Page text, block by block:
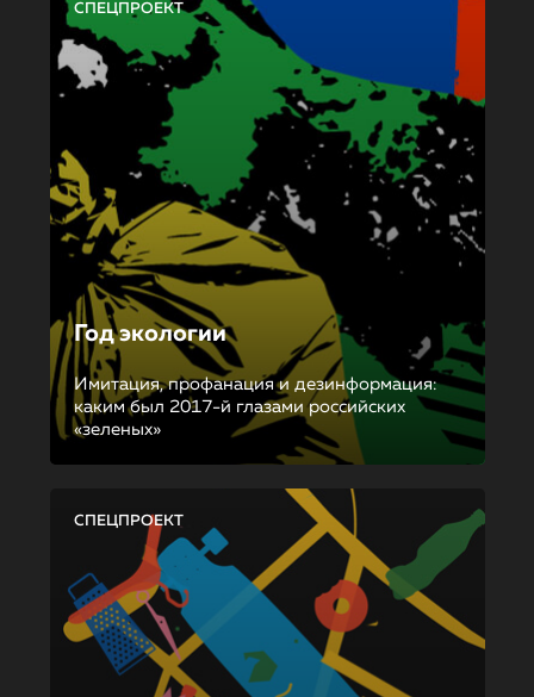
СПЕЦПРОЕКТ
Год экологии
Имитация, профанация и дезинформация:
каким был 2017-й глазами российских
«зеленых»
СПЕЦПРОЕКТ